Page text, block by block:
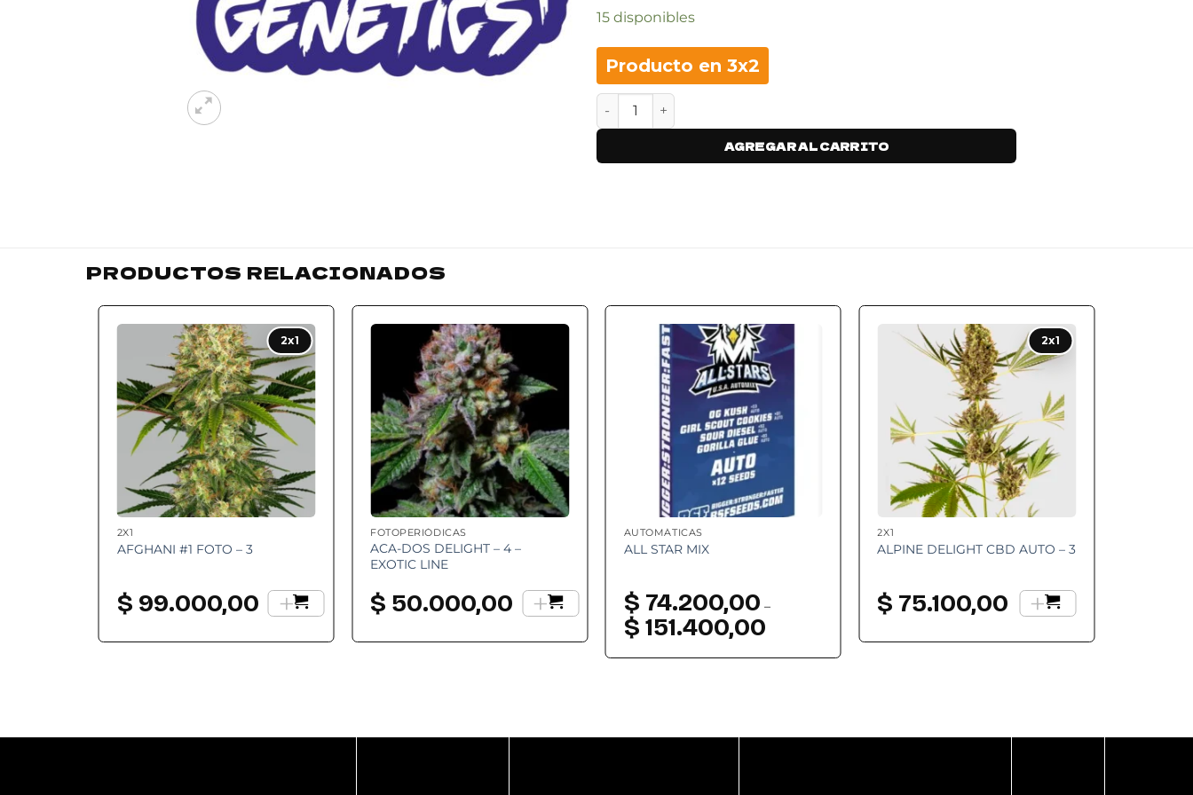
15 disponibles
Producto en 3x2
FRUTI PUNCHI - x5 cantidad
AGREGAR AL CARRITO
PRODUCTOS RELACIONADOS
2x1
Add to
wishlist
2X1
AFGHANI #1 FOTO – 3
$ 99.000,00 +
FOTOPERIÓDICAS
ACA-DOS DELIGHT – 4 –
EXOTIC LINE
$ 50.000,00 +
wishlist
AUTOMÁTICAS
ALL STAR MIX
$ 74.200,00 –
$ 151.400,00Rango
de
desde
2x1
Add to
wishlist
2X1
ALPINE DELIGHT CBD AUTO – 3
$ 75.100,00 +